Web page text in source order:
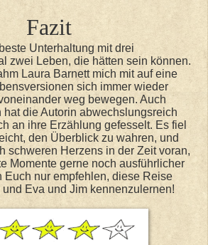
Fazit
Unterhaltung mit drei
zwei Leben, die hätten sein können.
Laura Barnett mich mit auf eine
sich immer wieder
weg bewegen. Auch
die Autorin abwechslungsreich
an ihre Erzählung gefesselt. Es fiel
den Überblick zu wahren, und
schweren Herzens in der Zeit voran,
Momente gerne noch ausführlicher
Euch nur empfehlen, diese Reise
Eva und Jim kennenzulernen!